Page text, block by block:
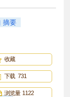
摘要
收藏
下载 731
浏览量 1122